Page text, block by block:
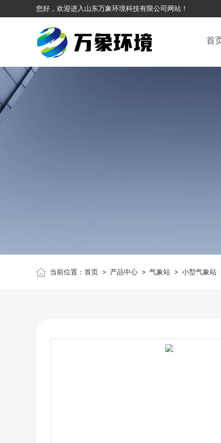
您好，欢迎进入山东万象环境科技有限公司网站！
首
当前位置： 首页> 产品中心> 气象站> 小型气象站